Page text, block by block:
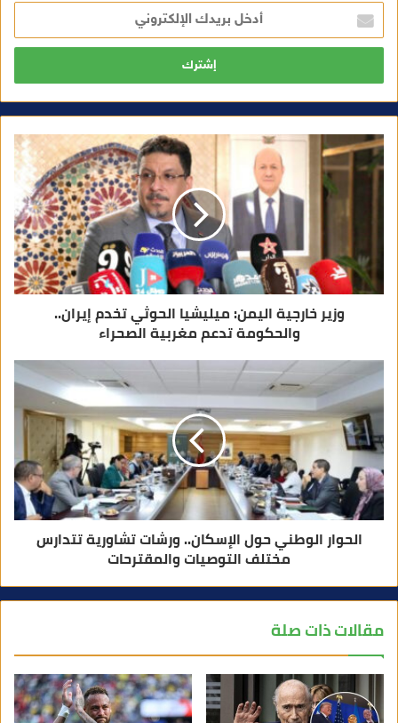
أ
خ
ل
ر
ا
ل
إ
وزير خارجية اليمن: ميليشيا الحوثي تخدم إيران..
والحكومة تدعم مغربية الصحراء
الحوار الوطني حول الإسكان.. ورشات تشاورية تتدارس
مختلف التوصيات والمقترحات
مقالات ذات صلة